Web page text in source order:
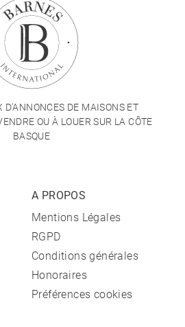
D'ANNONCES DE MAISONS ET
OU À LOUER SUR LA CÔTE
BASQUE
A PROPOS
Mentions Légales
RGPD
Conditions générales
Honoraires
Préférences cookies